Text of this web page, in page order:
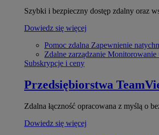
Szybki i bezpieczny dostęp zdalny oraz
Dowiedz się więcej
Pomoc zdalna Zapewnienie
Zdalne zarządzanie Monitorowanie
Subskrypcje i ceny
Przedsiębiorstwa
Zdalna łączność opracowana z myślą o
Dowiedz się więcej